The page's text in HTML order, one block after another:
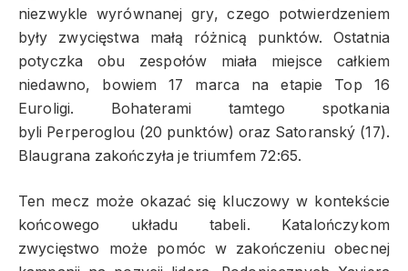
niezwykle wyrównanej gry, czego potwierdzeniem
były zwycięstwa małą różnicą punktów. Ostatnia
potyczka obu zespołów miała miejsce całkiem
niedawno, bowiem 17 marca na etapie Top 16
Euroligi. Bohaterami tamtego spotkania
byli Perperoglou (20 punktów) oraz Satoranský (17).
Blaugrana zakończyła je triumfem 72:65.
Ten mecz może okazać się kluczowy w kontekście
końcowego układu tabeli. Katalończykom
zwycięstwo może pomóc w zakończeniu obecnej